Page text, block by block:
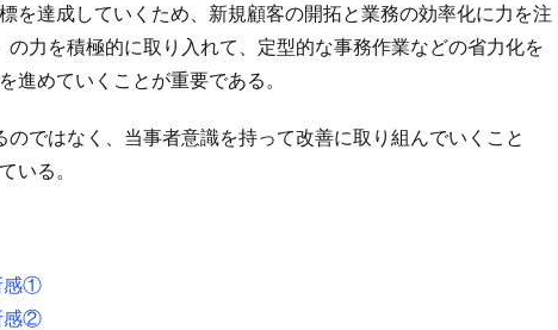
を達成していくため、新規顧客の開拓と業務の効率化に力を注
力を積極的に取り入れて、定型的な事務作業などの省力化を
進めていくことが重要である。
ではなく、当事者意識を持って改善に取り組んでいくこと
いる。
感①
感②